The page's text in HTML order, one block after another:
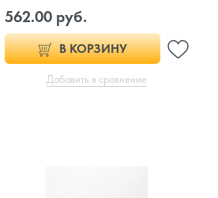
562.00 руб.
В КОРЗИНУ
Добавить в сравнение